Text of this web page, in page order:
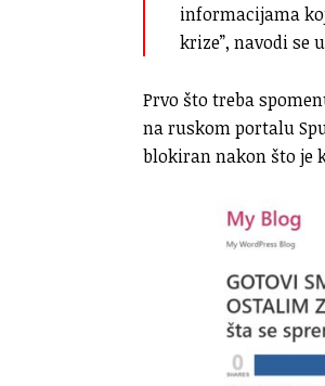
informacijama
krize”, navodi se
Prvo što treba
na ruskom portalu
blokiran nakon što je